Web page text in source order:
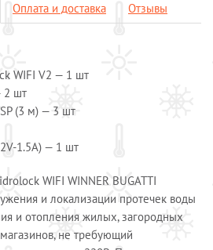
Оплата и доставка Отзывы
WIFI V2 — 1 шт
2 шт
(3 м) — 3 шт
1.5A) — 1 шт
WIFI WINNER BUGATTI
и локализации протечек воды
и отопления жилых, загородных
не требующий